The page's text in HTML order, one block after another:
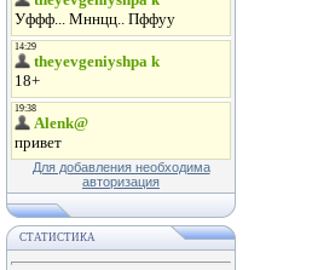
Для добавления необходима
авторизация
СТАТИСТИКА